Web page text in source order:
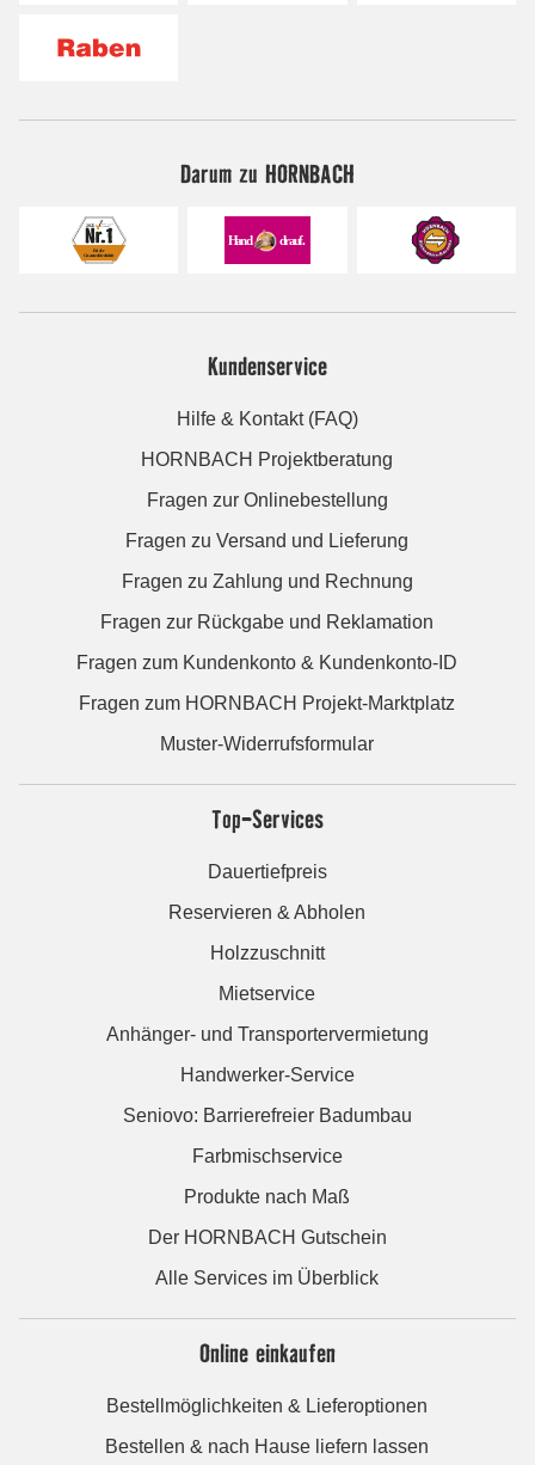
Darum zu HORNBACH
Kundenservice
Hilfe & Kontakt (FAQ)
HORNBACH Projektberatung
Fragen zur Onlinebestellung
Fragen zu Versand und Lieferung
Fragen zu Zahlung und Rechnung
Fragen zur Rückgabe und Reklamation
Fragen zum Kundenkonto & Kundenkonto-ID
Fragen zum HORNBACH Projekt-Marktplatz
Muster-Widerrufsformular
Top-Services
Dauertiefpreis
Reservieren & Abholen
Holzzuschnitt
Mietservice
Anhänger- und Transportervermietung
Handwerker-Service
Seniovo: Barrierefreier Badumbau
Farbmischservice
Produkte nach Maß
Der HORNBACH Gutschein
Alle Services im Überblick
Online einkaufen
Bestellmöglichkeiten & Lieferoptionen
Bestellen & nach Hause liefern lassen